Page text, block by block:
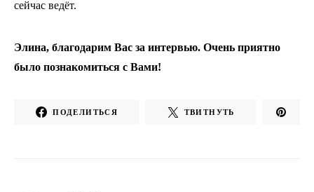
сейчас ведёт.
Элина, благодарим Вас за интервью. Очень приятно
было познакомиться с Вами!
ПОДЕЛИТЬСЯ ТВИТНУТЬ